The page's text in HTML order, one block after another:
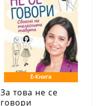
Е-Книга
За това не се
говори